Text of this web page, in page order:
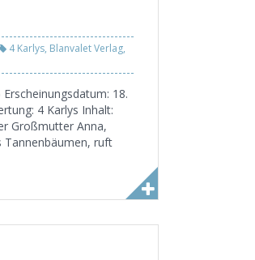
4 Karlys, Blanvalet Verlag,
18.
4 Karlys Inhalt:
Großmutter Anna,
Tannenbäumen, ruft